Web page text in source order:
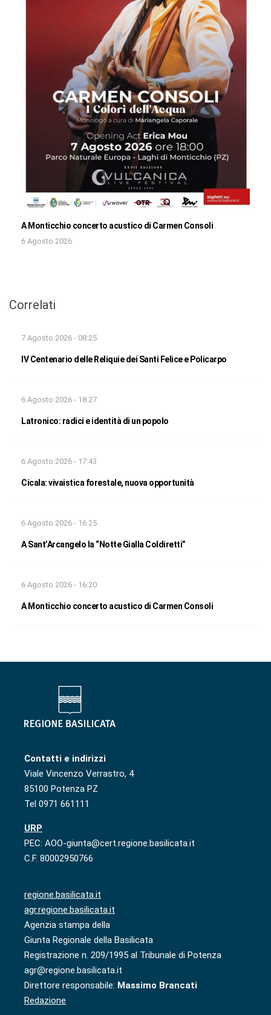
A Monticchio concerto acustico di Carmen Consoli
6 Agosto 2026
Correlati
7 Agosto 2026 - 08:25
IV Centenario delle Reliquie dei Santi Felice e Policarpo
6 Agosto 2026 - 18:27
Latronico: radici e identità di un popolo
6 Agosto 2026 - 17:43
Cicala: vivaistica forestale, nuova opportunità
6 Agosto 2026 - 16:25
A Sant’Arcangelo la “Notte Gialla Coldiretti”
6 Agosto 2026 - 16:20
A Monticchio concerto acustico di Carmen Consoli
Contatti e indirizzi
Viale Vincenzo Verrastro, 4
85100 Potenza PZ
Tel 0971 661111
URP
PEC: AOO-giunta@cert.regione.basilicata.it
C.F. 80002950766
regione.basilicata.it
agr.regione.basilicata.it
Agenzia stampa della
Giunta Regionale della Basilicata
Registrazione n. 209/1995 al Tribunale di Potenza
agr@regione.basilicata.it
Direttore responsabile: Massimo Brancati
Redazione